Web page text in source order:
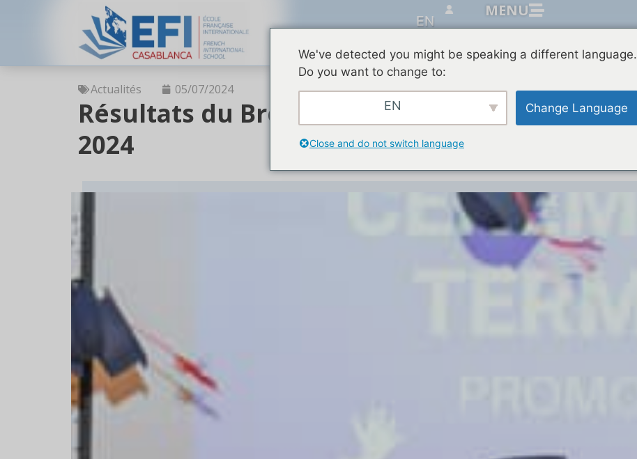
EN
MENU
Actualités 05/07/2024
Résultats du Brevet et du Baccalauréat
2024
We've detected you might be speaking a different language.
Do you want to change to:
EN Change Language
Close and do not switch language